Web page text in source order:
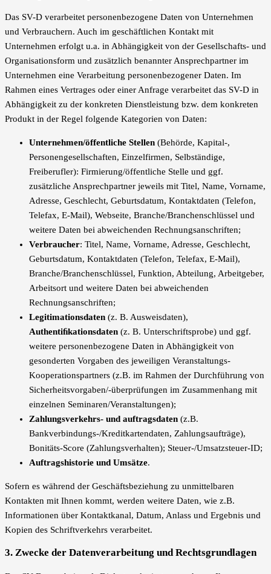
Das SV-D verarbeitet personenbezogene Daten von Unternehmen
und Verbrauchern. Auch im geschäftlichen Kontakt mit
Unternehmen erfolgt u.a. in Abhängigkeit von der Gesellschafts- und
Organisationsform und zusätzlich benannter Ansprechpartner im
Unternehmen eine Verarbeitung personenbezogener Daten. Im
Rahmen eines Vertrages oder einer Anfrage verarbeitet das SV-D in
Abhängigkeit zu der konkreten Dienstleistung bzw. dem konkreten
Produkt in der Regel folgende Kategorien von Daten:
Unternehmen/öffentliche Stellen (Behörde, Kapital-,
Personengesellschaften, Einzelfirmen, Selbständige,
Freiberufler): Firmierung/öffentliche Stelle und ggf.
zusätzliche Ansprechpartner jeweils mit Titel, Name, Vorname,
Adresse, Geschlecht, Geburtsdatum, Kontaktdaten (Telefon,
Telefax, E-Mail), Webseite, Branche/Branchenschlüssel und
weitere Daten bei abweichenden Rechnungsanschriften;
Verbraucher: Titel, Name, Vorname, Adresse, Geschlecht,
Geburtsdatum, Kontaktdaten (Telefon, Telefax, E-Mail),
Branche/Branchenschlüssel, Funktion, Abteilung, Arbeitgeber,
Arbeitsort und weitere Daten bei abweichenden
Rechnungsanschriften;
Legitimationsdaten (z. B. Ausweisdaten),
Authentiﬁkationsdaten (z. B. Unterschriftsprobe) und ggf.
weitere personenbezogene Daten in Abhängigkeit von
gesonderten Vorgaben des jeweiligen Veranstaltungs-
Kooperationspartners (z.B. im Rahmen der Durchführung von
Sicherheitsvorgaben/-überprüfungen im Zusammenhang mit
einzelnen Seminaren/Veranstaltungen);
Zahlungsverkehrs- und auftragsdaten (z.B.
Bankverbindungs-/Kreditkartendaten, Zahlungsaufträge),
Bonitäts-Score (Zahlungsverhalten); Steuer-/Umsatzsteuer-ID;
Auftragshistorie und Umsätze.
Sofern es während der Geschäftsbeziehung zu unmittelbaren
Kontakten mit Ihnen kommt, werden weitere Daten, wie z.B.
Informationen über Kontaktkanal, Datum, Anlass und Ergebnis und
Kopien des Schriftverkehrs verarbeitet.
3. Zwecke der Datenverarbeitung und Rechtsgrundlagen